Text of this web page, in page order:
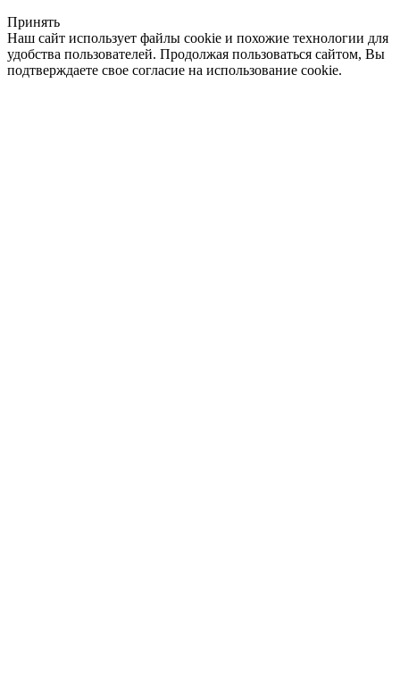
Принять
Наш сайт использует файлы cookie и похожие технологии для
удобства пользователей. Продолжая пользоваться сайтом, Вы
подтверждаете свое согласие на использование cookie.